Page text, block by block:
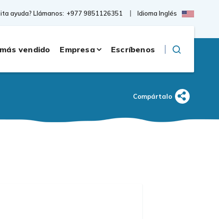
ayuda? Llámanos: +977 9851126351 Idioma Inglés
vendido Empresa Escríbenos
Compártalo